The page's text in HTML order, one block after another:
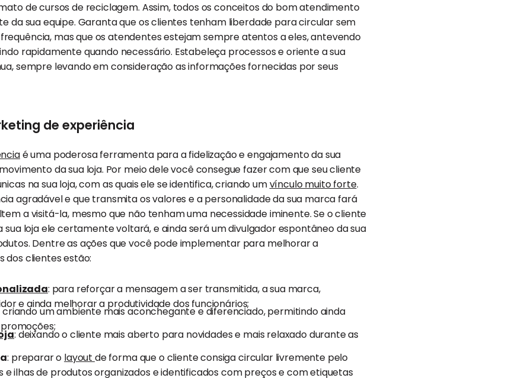
de cursos de reciclagem. Assim, todos os conceitos do bom atendimento
da sua equipe. Garanta que os clientes tenham liberdade para circular sem
mas que os atendentes estejam sempre atentos a eles, antevendo
rapidamente quando necessário. Estabeleça processos e oriente a sua
sempre levando em consideração as informações fornecidas por seus
de experiência
é uma poderosa ferramenta para a fidelização e engajamento da sua
da sua loja. Por meio dele você consegue fazer com que seu cliente
na sua loja, com as quais ele se identifica, criando umvínculo muito forte.
agradável e que transmita os valores e a personalidade da sua marca fará
a visitá-la, mesmo que não tenham uma necessidade iminente. Se o cliente
loja ele certamente voltará, e ainda será um divulgador espontâneo da sua
Dentre as ações que você pode implementar para melhorar a
dos clientes estão:
: para reforçar a mensagem a ser transmitida, a sua marca,
e ainda melhorar a produtividade dos funcionários;
criando um ambiente mais aconchegante e diferenciado, permitindo ainda
: deixando o cliente mais aberto para novidades e mais relaxado durante as
: preparar o layout de forma que o cliente consiga circular livremente pelo
ilhas de produtos organizados e identificados com preços e com etiquetas